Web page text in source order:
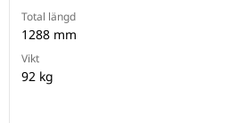
Total längd
1288 mm
Vikt
92 kg